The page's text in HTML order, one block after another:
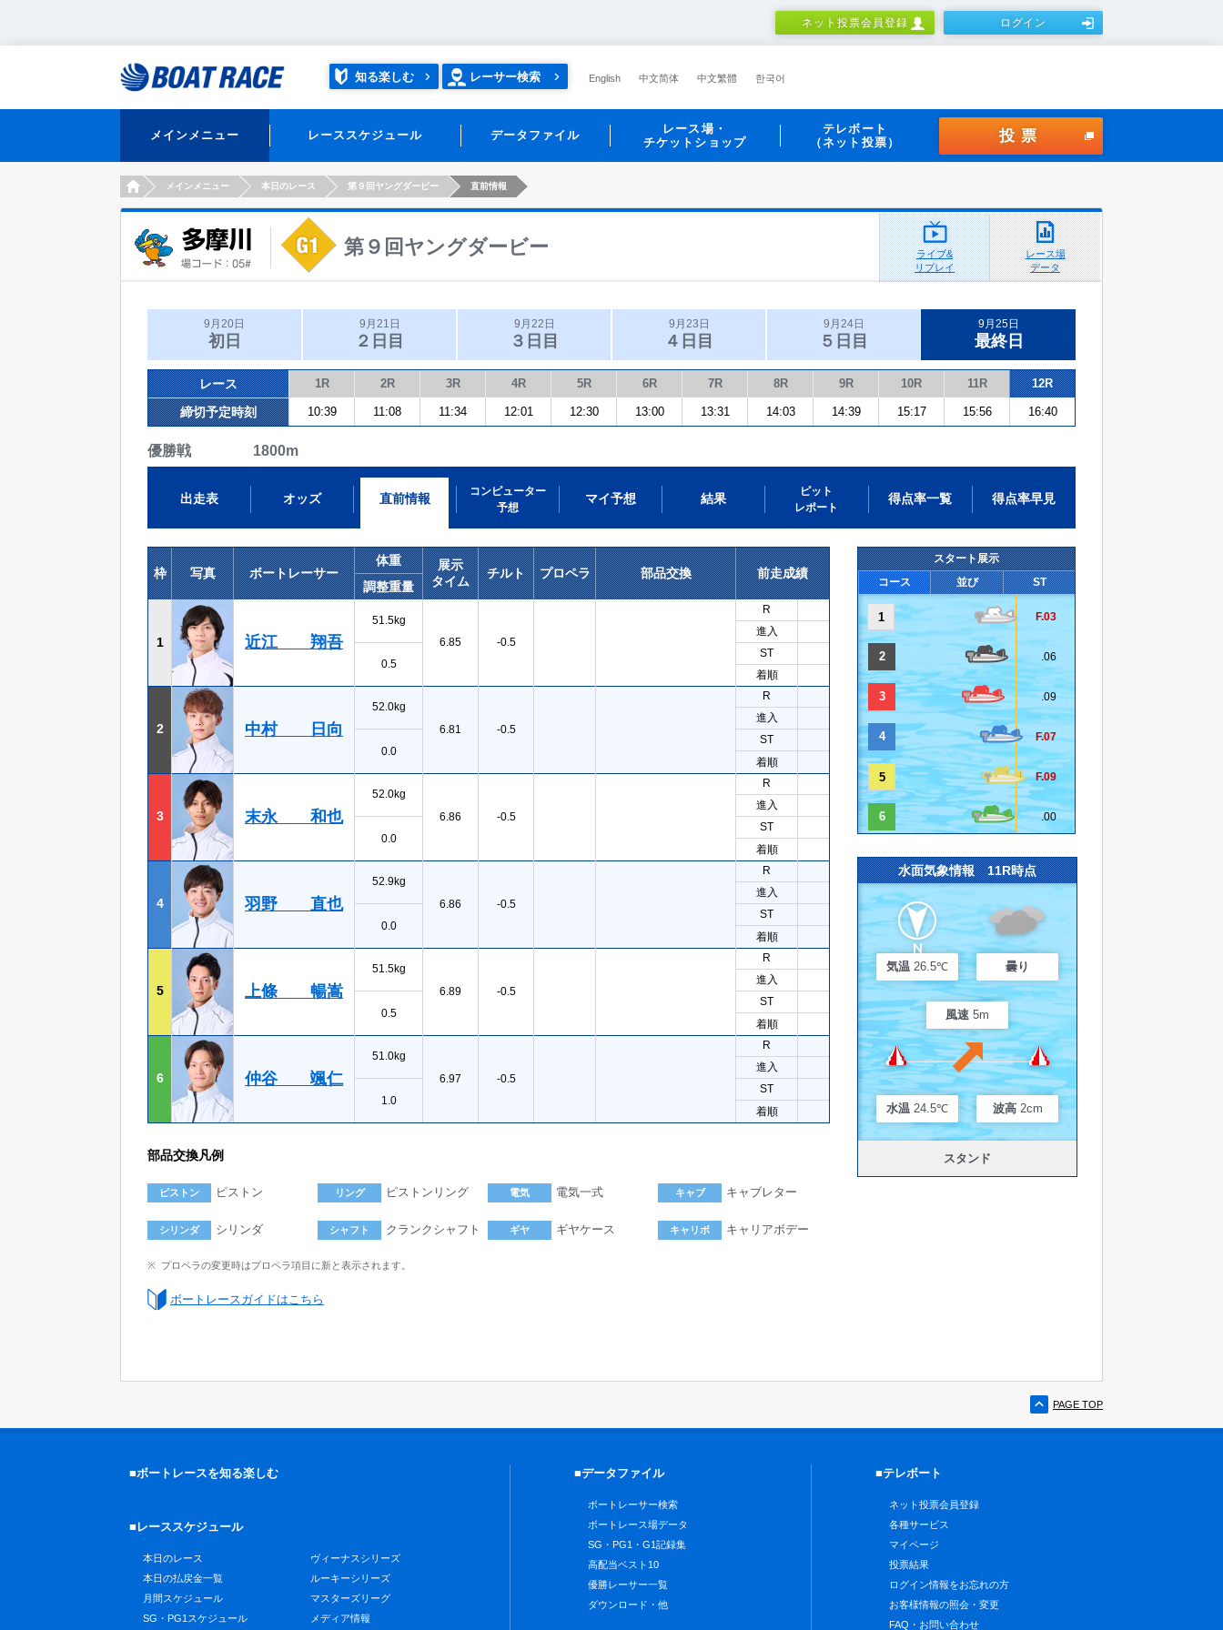
ネット投票会員登録 ログイン
知る楽しむ レーサー検索 English 中文简体 中文繁體 한국어
メインメニュー レーススケジュール データファイル
レース場・
チケットショップ
テレボート
（ネット投票）
投票
HOMEメインメニュー 本日のレース 第９回ヤングダービー 直前情報
第９回ヤングダービー
ライブ&
リプレイ
レース場
データ
9月20日
初日
9月21日
２日目
9月22日
３日目
9月23日
４日目
9月24日
５日目
9月25日
最終日
レース 1R 2R 3R 4R 5R 6R 7R 8R 9R 10R 11R 12R
締切予定時刻 10:39 11:08 11:34 12:01 12:30 13:00 13:31 14:03 14:39 15:17 15:56 16:40
優勝戦 1800m
出走表 オッズ 直前情報
コンピューター
予想
マイ予想 結果
ピット
レポート
得点率一覧 得点率早見
枠 写真 ボートレーサー
体重
展示
タイム
チルト プロペラ 部品交換
前走成績
調整重量
1 近江 翔吾
51.5kg
6.85
-0.5
R
進入
0.5
ST
着順
2 中村 日向
52.0kg
6.81
-0.5
R
進入
0.0
ST
着順
3 末永 和也
52.0kg
6.86
-0.5
R
進入
0.0
ST
着順
4 羽野 直也
52.9kg
6.86
-0.5
R
進入
0.0
ST
着順
5 上條 暢嵩
51.5kg
6.89
-0.5
R
進入
0.5
ST
着順
6 仲谷 颯仁
51.0kg
6.97
-0.5
R
進入
1.0
ST
着順
部品交換凡例
ピストン ピストン リング ピストンリング 電気 電気一式 キャブ キャブレター
シリンダ シリンダ シャフト クランクシャフト ギヤ ギヤケース キャリボ キャリアボデー
プロペラの変更時はプロペラ項目に新と表示されます。
ボートレースガイドはこちら
スタート展示
コース
並び ST
1 F.03
2 .06
3 .09
4 F.07
5 F.09
6 .00
水面気象情報 11R時点
気温 26.5℃ 曇り
風速 5m
水温 24.5℃ 波高 2cm
スタンド
PAGE TOP
■ボートレースを知る楽しむ
■レーススケジュール
本日のレース
本日の払戻金一覧
月間スケジュール
SG・PG1スケジュール
ヴィーナスシリーズ
ルーキーシリーズ
マスターズリーグ
メディア情報
■データファイル
ボートレーサー検索
ボートレース場データ
SG・PG1・G1記録集
高配当ベスト10
優勝レーサー一覧
ダウンロード・他
■テレボート
ネット投票会員登録
各種サービス
マイページ
投票結果
ログイン情報をお忘れの方
お客様情報の照会・変更
FAQ・お問い合わせ